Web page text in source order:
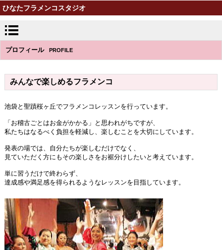
ひなたフラメンコスタジオ
プロフィール PROFILE
みんなで楽しめるフラメンコ
池袋と聖蹟桜ヶ丘でフラメンコレッスンを行っています。
「お稽古ごとはお金がかかる」と思われがちですが、
私たちはなるべく負担を軽減し、楽しむことを大切にしています。
発表の場では、自分たちが楽しむだけでなく、
見ていただく方にもその楽しさをお裾分けしたいと考えています。
単に習うだけで終わらず、
達成感や満足感を得られるようなレッスンを目指しています。